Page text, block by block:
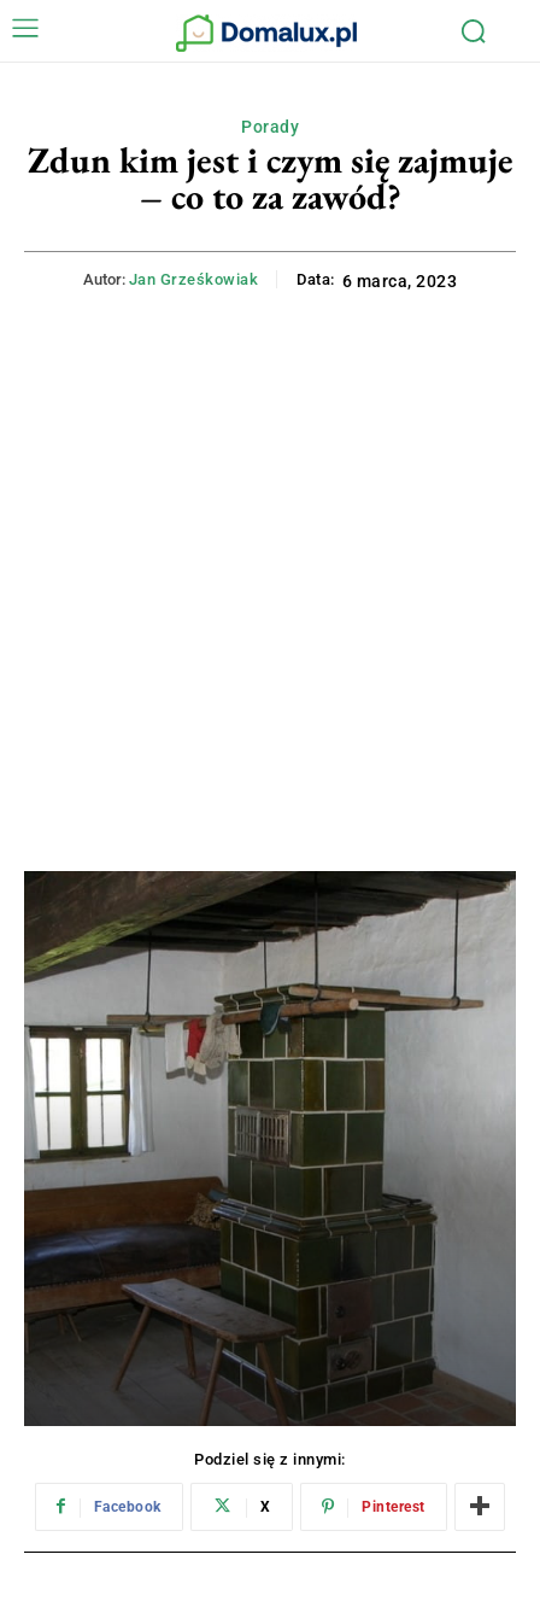
Porady
Zdun kim jest i czym się zajmuje
– co to za zawód?
Autor: Jan Grześkowiak Data: 6 marca, 2023
Podziel się z innymi:
Facebook X Pinterest